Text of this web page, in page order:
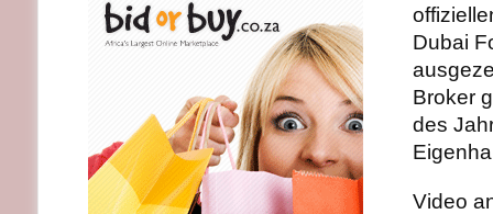
Dubai
Broker
des
Video